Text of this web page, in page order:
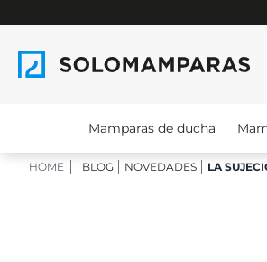
Mamparas de ducha
HOME BLOG NOVEDADES LA